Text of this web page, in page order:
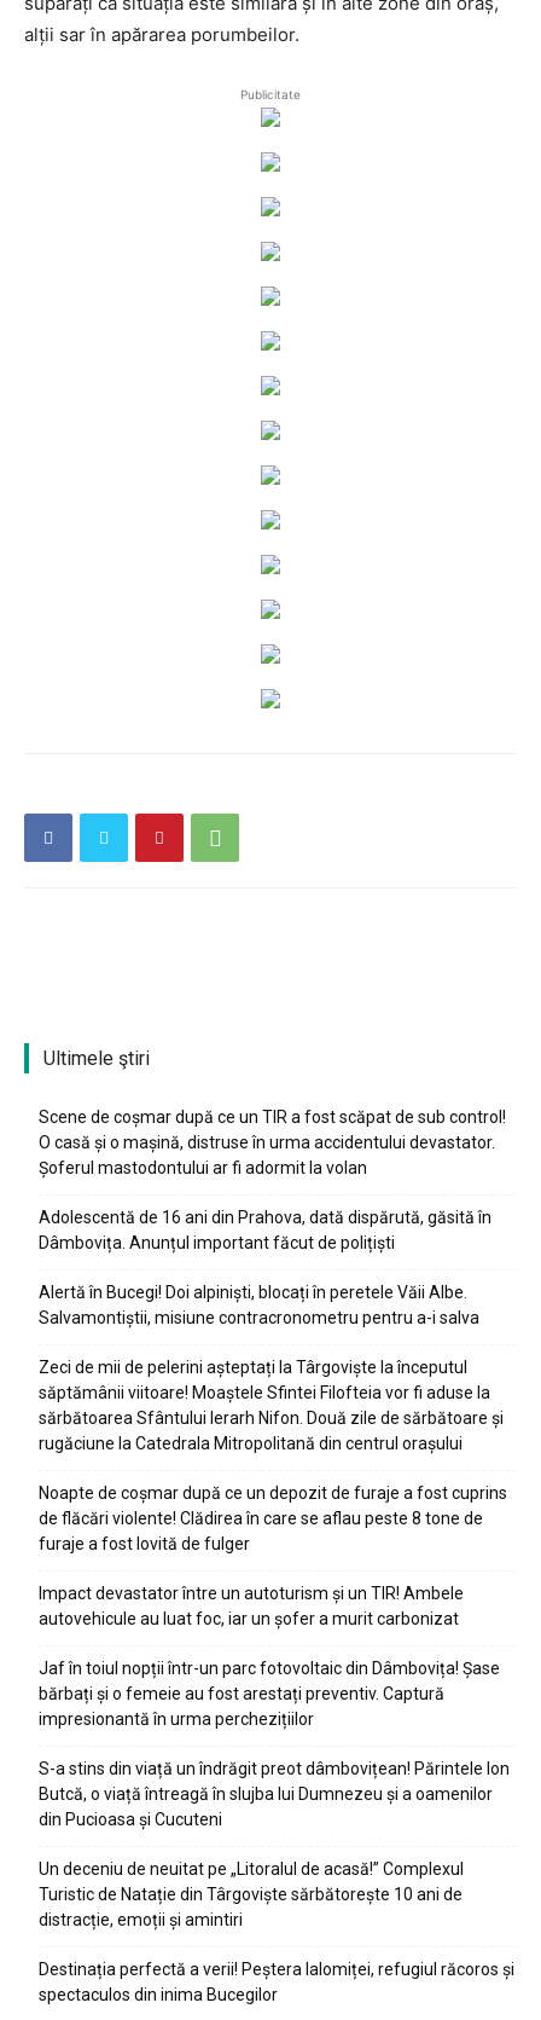
alții sar în apărarea porumbeilor.
Publicitate
Ultimele ştiri
Scene de coșmar după ce un TIR a fost scăpat de sub control!
O casă și o mașină, distruse în urma accidentului devastator.
Șoferul mastodontului ar fi adormit la volan
Adolescentă de 16 ani din Prahova, dată dispărută, găsită în
Dâmbovița. Anunțul important făcut de polițiști
Alertă în Bucegi! Doi alpiniști, blocați în peretele Văii Albe.
Salvamontiștii, misiune contracronometru pentru a-i salva
Zeci de mii de pelerini așteptați la Târgoviște la începutul
săptămânii viitoare! Moaștele Sfintei Filofteia vor fi aduse la
sărbătoarea Sfântului Ierarh Nifon. Două zile de sărbătoare și
rugăciune la Catedrala Mitropolitană din centrul orașului
Noapte de coșmar după ce un depozit de furaje a fost cuprins
de flăcări violente! Clădirea în care se aflau peste 8 tone de
furaje a fost lovită de fulger
Impact devastator între un autoturism și un TIR! Ambele
autovehicule au luat foc, iar un șofer a murit carbonizat
Jaf în toiul nopții într-un parc fotovoltaic din Dâmbovița! Șase
bărbați și o femeie au fost arestați preventiv. Captură
impresionantă în urma perchezițiilor
S-a stins din viață un îndrăgit preot dâmbovițean! Părintele Ion
Butcă, o viață întreagă în slujba lui Dumnezeu și a oamenilor
din Pucioasa și Cucuteni
Un deceniu de neuitat pe „Litoralul de acasă!” Complexul
Turistic de Natație din Târgoviște sărbătorește 10 ani de
distracție, emoții și amintiri
Destinația perfectă a verii! Peștera Ialomiței, refugiul răcoros și
spectaculos din inima Bucegilor